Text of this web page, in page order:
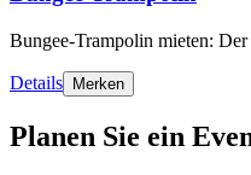
Bungee-Trampolin mieten:
Details Merken
Planen Sie ein